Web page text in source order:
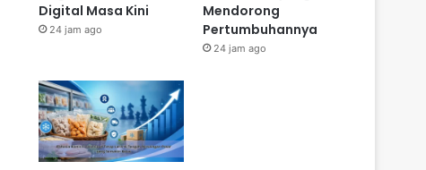
Digital Masa Kini
24 jam ago
Mendorong
Pertumbuhannya
24 jam ago